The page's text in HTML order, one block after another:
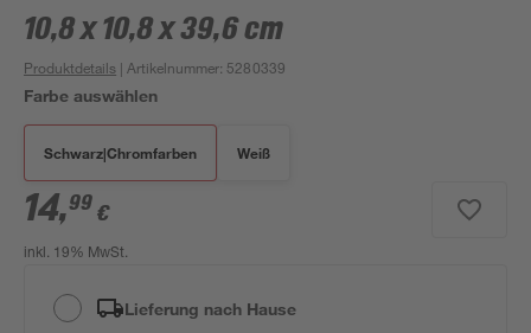
10,8 x 10,8 x 39,6 cm
Produktdetails | Artikelnummer: 5280339
Farbe auswählen
Schwarz|Chromfarben Weiß
14,99 €
inkl. 19% MwSt.
Lieferung nach Hause